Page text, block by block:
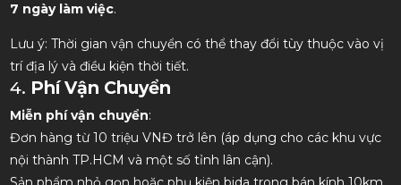
7 ngày làm việc.
Lưu ý: Thời gian vận chuyển có thể thay đổi tùy thuộc vào vị
trí địa lý và điều kiện thời tiết.
4. Phí Vận Chuyển
Miễn phí vận chuyển:
Đơn hàng từ 10 triệu VNĐ trở lên (áp dụng cho các khu vực
nội thành TP.HCM và một số tỉnh lân cận).